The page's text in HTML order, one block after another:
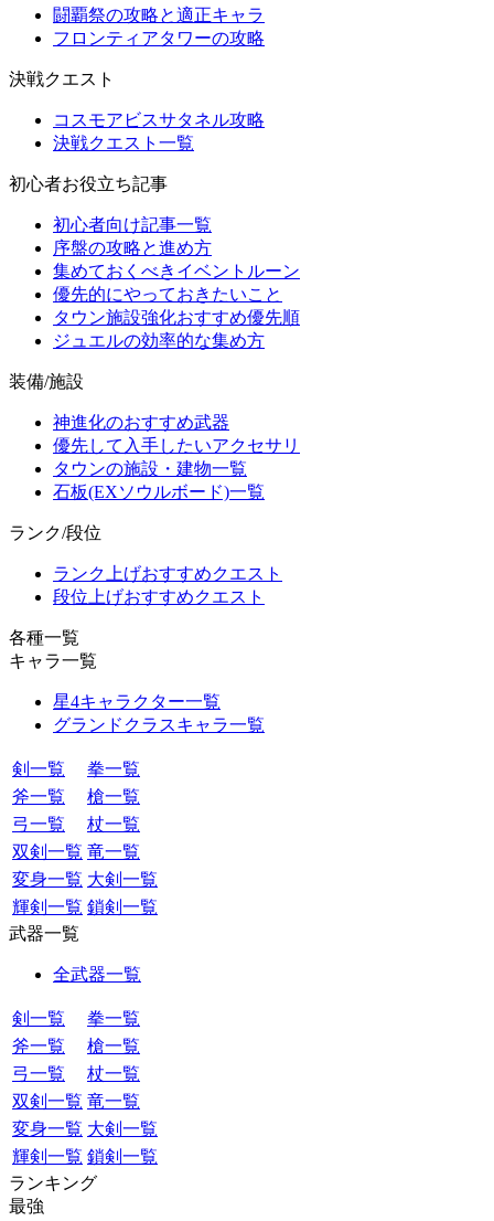
闘覇祭の攻略と適正キャラ
フロンティアタワーの攻略
決戦クエスト
コスモアビスサタネル攻略
決戦クエスト一覧
初心者お役立ち記事
初心者向け記事一覧
序盤の攻略と進め方
集めておくべきイベントルーン
優先的にやっておきたいこと
タウン施設強化おすすめ優先順
ジュエルの効率的な集め方
装備/施設
神進化のおすすめ武器
優先して入手したいアクセサリ
タウンの施設・建物一覧
石板(EXソウルボード)一覧
ランク/段位
ランク上げおすすめクエスト
段位上げおすすめクエスト
各種一覧
キャラ一覧
星4キャラクター一覧
グランドクラスキャラ一覧
剣一覧
拳一覧
斧一覧
槍一覧
弓一覧
杖一覧
双剣一覧 竜一覧
変身一覧 大剣一覧
輝剣一覧 鎖剣一覧
武器一覧
全武器一覧
剣一覧
拳一覧
斧一覧
槍一覧
弓一覧
杖一覧
双剣一覧 竜一覧
変身一覧 大剣一覧
輝剣一覧 鎖剣一覧
ランキング
最強